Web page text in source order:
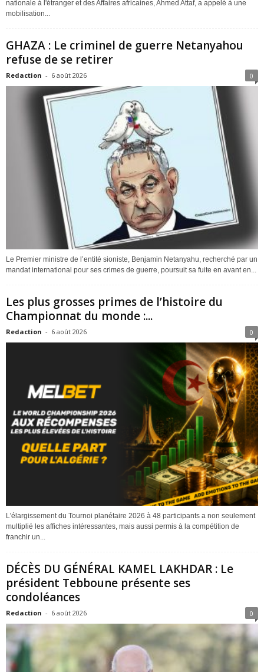
nationale à l'étranger et des Affaires africaines, Ahmed Attaf, a appelé à une
mobilisation...
GHAZA : Le criminel de guerre Netanyahou
refuse de se retirer
Redaction - 6 août 2026 0
Le Premier ministre de l’entité sioniste, Benjamin Netanyahu, recherché par un
mandat international pour ses crimes de guerre, poursuit sa fuite en avant en...
Les plus grosses primes de l’histoire du
Championnat du monde :...
Redaction - 6 août 2026 0
L'élargissement du Tournoi planétaire 2026 à 48 participants a non seulement
multiplié les affiches intéressantes, mais aussi permis à la compétition de
franchir un...
DÉCÈS DU GÉNÉRAL KAMEL LAKHDAR : Le
président Tebboune présente ses
condoléances
Redaction - 6 août 2026 0